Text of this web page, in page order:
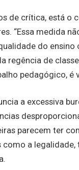
de crítica, está o
“Essa medida
do ensino
regência de
pedagógico, é
a excessiva
parecem ter
a